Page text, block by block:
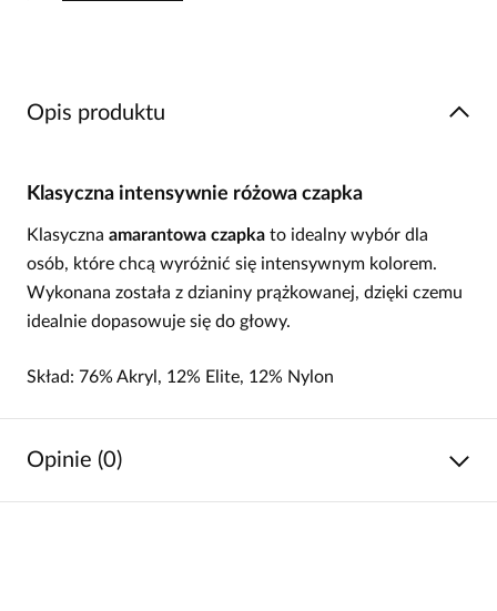
Opis produktu
Klasyczna intensywnie różowa czapka
Klasyczna amarantowa czapka to idealny wybór dla
osób, które chcą wyróżnić się intensywnym kolorem.
Wykonana została z dzianiny prążkowanej, dzięki czemu
idealnie dopasowuje się do głowy.
Skład: 76% Akryl, 12% Elite, 12% Nylon
Opinie (0)